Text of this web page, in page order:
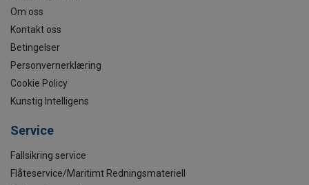
Om oss
Kontakt oss
Betingelser
Personvernerklæring
Cookie Policy
Kunstig Intelligens
Service
Fallsikring service
Flåteservice/Maritimt Redningsmateriell